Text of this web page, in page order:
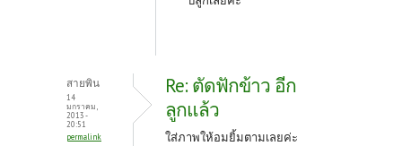
สายพิน
14
มกราคม,
2013 -
20:51
permalink
Re: ตัดฟักข้าว อีก
ลูกแล้ว
ใส่ภาพให้อมยิ้มตามเลยค่ะ